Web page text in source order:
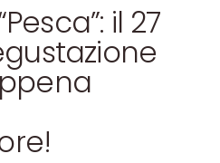
il 27